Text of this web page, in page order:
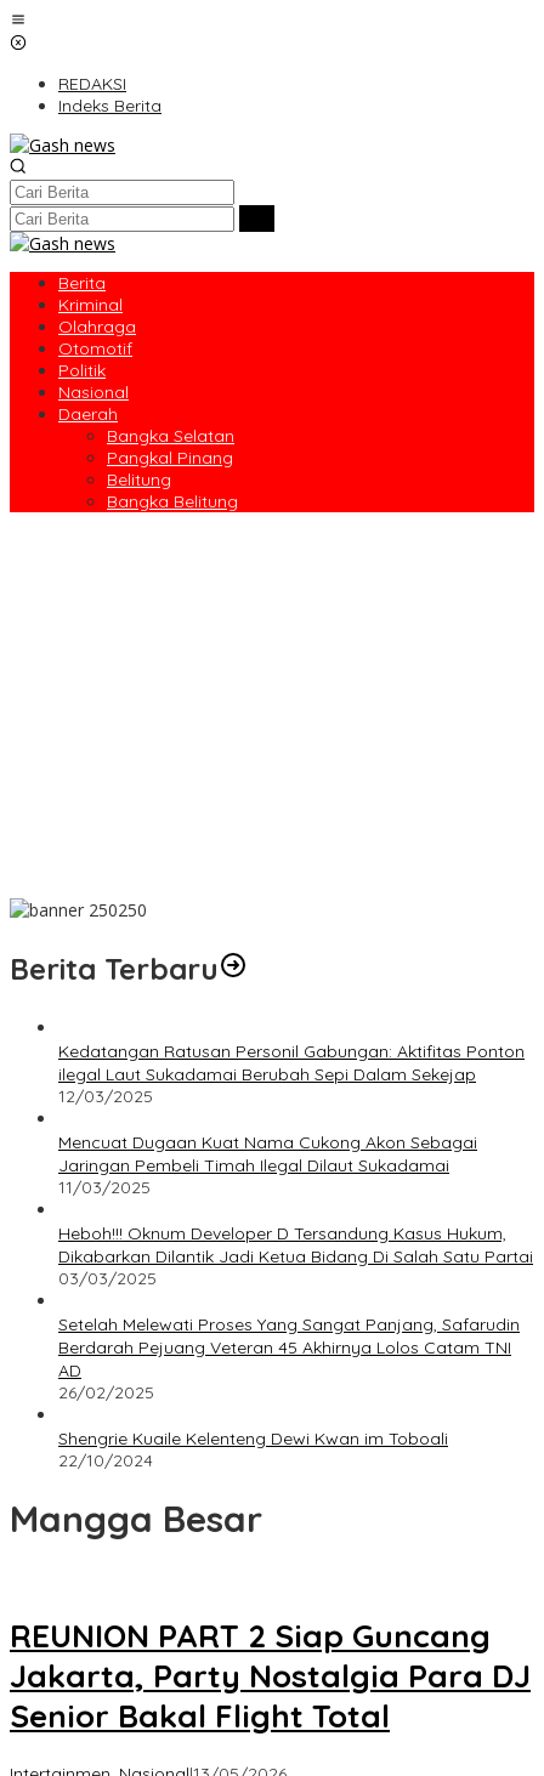
Lewati
ke
REDAKSI
Indeks Berita
Berita
Kriminal
Olahraga
Otomotif
Politik
Nasional
Daerah
Bangka Selatan
Pangkal Pinang
Belitung
Bangka Belitung
Berita Terbaru
Kedatangan Ratusan Personil Gabungan: Aktifitas Ponton
ilegal Laut Sukadamai Berubah Sepi Dalam Sekejap
12/03/2025
Mencuat Dugaan Kuat Nama Cukong Akon Sebagai
Jaringan Pembeli Timah Ilegal Dilaut Sukadamai
11/03/2025
Heboh!!! Oknum Developer D Tersandung Kasus Hukum,
Dikabarkan Dilantik Jadi Ketua Bidang Di Salah Satu Partai
03/03/2025
Setelah Melewati Proses Yang Sangat Panjang, Safarudin
Berdarah Pejuang Veteran 45 Akhirnya Lolos Catam TNI
AD
26/02/2025
Shengrie Kuaile Kelenteng Dewi Kwan im Toboali
22/10/2024
Mangga Besar
REUNION PART 2 Siap Guncang
Jakarta, Party Nostalgia Para DJ
Senior Bakal Flight Total